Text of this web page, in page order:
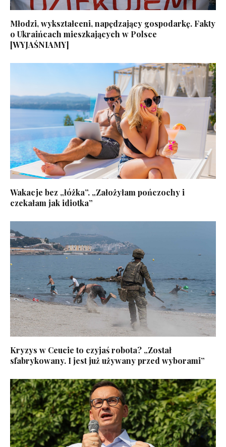
Młodzi, wykształceni, napędzający gospodarkę. Fakty
o Ukraińcach mieszkających w Polsce
[WYJAŚNIAMY]
Wakacje bez „łóżka”. „Założyłam pończochy i
czekałam jak idiotka”
Kryzys w Ceucie to czyjaś robota? „Został
sfabrykowany. I jest już używany przed wyborami”